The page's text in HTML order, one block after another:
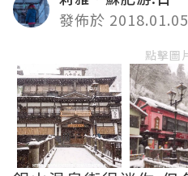
發佈於 2018.01.05
點擊圖